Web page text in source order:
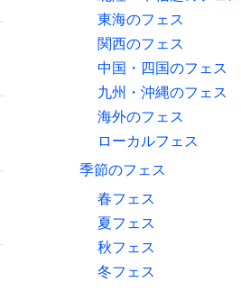
東海のフェス
関西のフェス
中国・四国のフェス
九州・沖縄のフェス
海外のフェス
ローカルフェス
季節のフェス
春フェス
夏フェス
秋フェス
冬フェス